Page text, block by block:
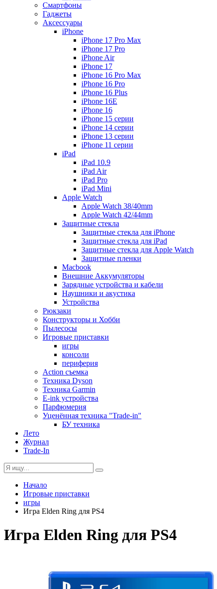
Смартфоны
Гаджеты
Аксессуары
iPhone
iPhone 17 Pro Max
iPhone 17 Pro
iPhone Air
iPhone 17
iPhone 16 Pro Max
iPhone 16 Pro
iPhone 16 Plus
iPhone 16E
iPhone 16
iPhone 15 серии
iPhone 14 серии
iPhone 13 серии
iPhone 11 серии
iPad
iPad 10.9
iPad Air
iPad Pro
iPad Mini
Apple Watch
Apple Watch 38/40mm
Apple Watch 42/44mm
Защитные стекла
Защитные стекла для iPhone
Защитные стекла для iPad
Защитные стекла для Apple Watch
Защитные пленки
Macbook
Внешние Аккумуляторы
Зарядные устройства и кабели
Наушники и акустика
Устройства
Рюкзаки
Конструкторы и Хобби
Пылесосы
Игровые приставки
игры
консоли
периферия
Action съемка
Техника Dyson
Техника Garmin
E-ink устройства
Парфюмерия
Уценённая техника "Trade-in"
БУ техника
Лето
Журнал
Trade-In
Начало
Игровые приставки
игры
Игра Elden Ring для PS4
Игра Elden Ring для PS4